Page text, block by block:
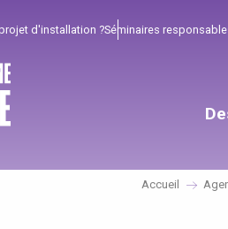
d'installation ?Séminaires
Accueil